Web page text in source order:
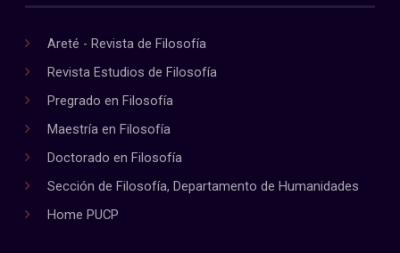
Areté - Revista de Filosofía
Revista Estudios de Filosofía
Pregrado en Filosofía
Maestría en Filosofía
Doctorado en Filosofía
Sección de Filosofía, Departamento de Humanidades
Home PUCP